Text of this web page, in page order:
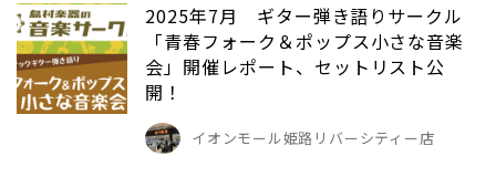
2025年7月 ギター弾き語りサークル
「青春フォーク＆ポップス小さな音楽
会」開催レポート、セットリスト公
開！
イオンモール姫路リバーシティー店